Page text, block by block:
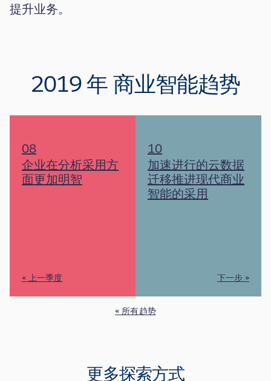
提升业务。
2019 年商业智能趋势
08
企业在分析采用方
面更加明智
« 上一季度
10
加速进行的云数据
迁移推进现代商业
智能的采用
下一步 »
« 所有趋势
更多探索方式